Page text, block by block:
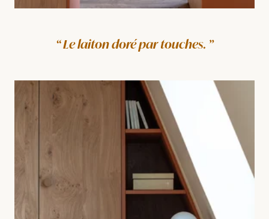
Le laiton doré par touches.